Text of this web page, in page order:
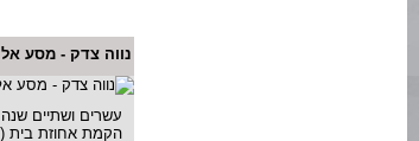
נווה צדק - מסע
עשרים ושתיים שנה
הקמת אחוזת בית